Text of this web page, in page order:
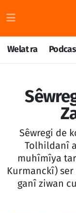
Welat ra
Sêwregi de
Tolhildanî
muhîmîya
Kurmanckî)
ganî ziwan
Welat ra
Podcast
Meqaleyî
Dinya
Sîyaset
Rojane
Nöbetçi
Hava Durumu
Namaz
Trafik
Süper Lig
Tüm
Son Dakika